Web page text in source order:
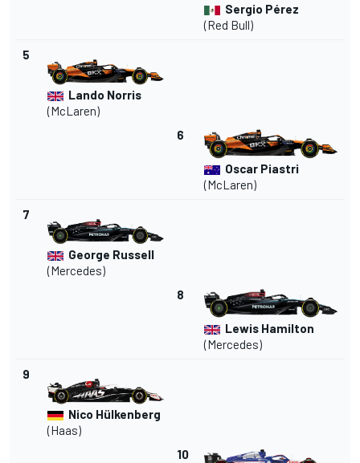
Sergio Pérez
(Red Bull)
5
Lando Norris
(McLaren)
6
Oscar Piastri
(McLaren)
7
George Russell
(Mercedes)
8
Lewis Hamilton
(Mercedes)
9
Nico Hülkenberg
(Haas)
10